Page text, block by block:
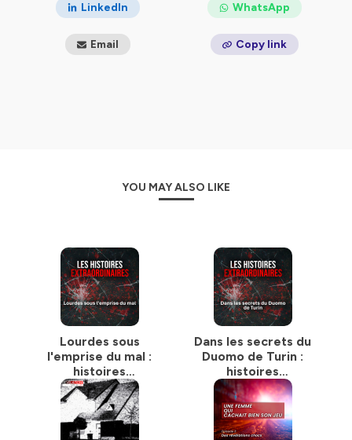
LinkedIn WhatsApp
Email Copy link
YOU MAY ALSO LIKE
Lourdes sous
l'emprise du mal :
histoires
extraordinaires
Dans les secrets du
Duomo de Turin :
histoires
extraordinaires